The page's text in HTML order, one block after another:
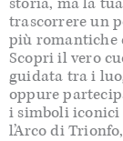
trascorrere un
più romantiche
Scopri il vero
guidata tra i
oppure
i simboli iconici
l’Arco di